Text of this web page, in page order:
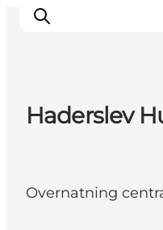
Det sker
Overnatning
Haderslev
Overnatning